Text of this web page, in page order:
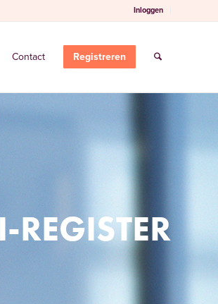
Inloggen
Contact Registreren
REGISTER